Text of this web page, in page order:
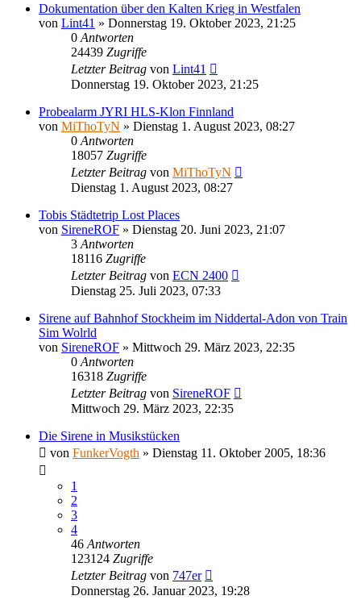
Dokumentation über den Kalten Krieg in Westfalen
von Lint41 » Donnerstag 19. Oktober 2023, 21:25
0 Antworten
24439 Zugriffe
Letzter Beitrag von Lint41
Donnerstag 19. Oktober 2023, 21:25
Probealarm JYRI HLS-Klon Finnland
von MiThoTyN » Dienstag 1. August 2023, 08:27
0 Antworten
18057 Zugriffe
Letzter Beitrag von MiThoTyN
Dienstag 1. August 2023, 08:27
Tobis Städtetrip Lost Places
von SireneROF » Dienstag 20. Juni 2023, 21:07
3 Antworten
18116 Zugriffe
Letzter Beitrag von ECN 2400
Dienstag 25. Juli 2023, 07:33
Sirene auf Bahnhof Stockheim im Niddertal-Adon von Train
Sim Wolrld
von SireneROF » Mittwoch 29. März 2023, 22:35
0 Antworten
16318 Zugriffe
Letzter Beitrag von SireneROF
Mittwoch 29. März 2023, 22:35
Die Sirene in Musikstücken
von FunkerVogth » Dienstag 11. Oktober 2005, 18:36
1
2
3
4
46 Antworten
123124 Zugriffe
Letzter Beitrag von 747er
Donnerstag 26. Januar 2023, 19:28